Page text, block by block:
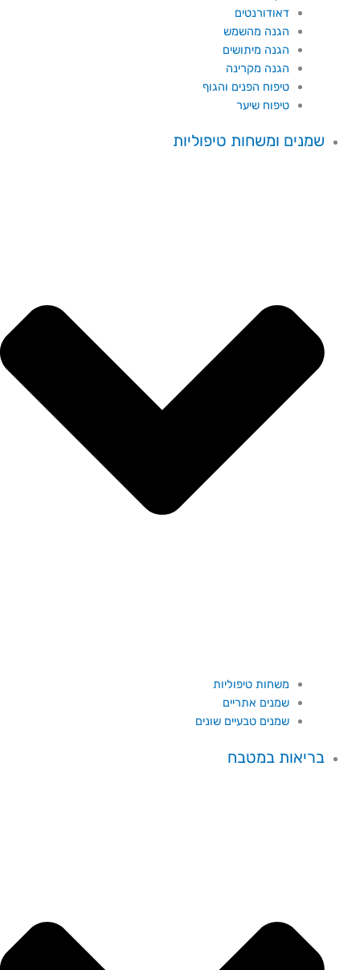
דאודורנטים
הגנה מהשמש
הגנה מיתושים
הגנה מקרינה
טיפוח הפנים והגוף
טיפוח שיער
שמנים ומשחות טיפוליות
משחות טיפוליות
שמנים אתריים
שמנים טבעיים שונים
בריאות במטבח